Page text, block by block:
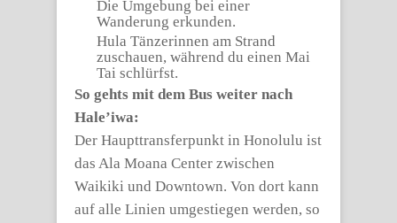
Die Umgebung bei einer
Wanderung erkunden.
Hula Tänzerinnen am Strand
zuschauen, während du einen Mai
Tai schlürfst.
So gehts mit dem Bus weiter nach
Hale’iwa:
Der Haupttransferpunkt in Honolulu ist
das Ala Moana Center zwischen
Waikiki und Downtown. Von dort kann
auf alle Linien umgestiegen werden, so